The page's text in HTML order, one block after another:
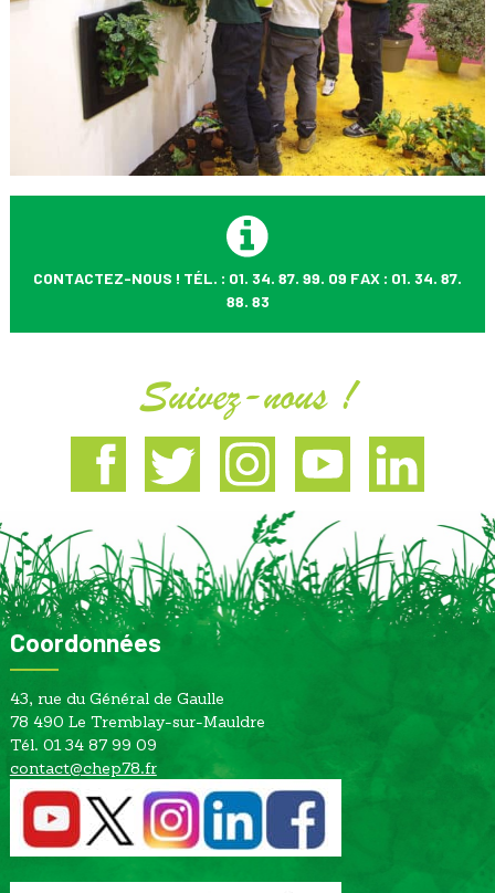
CONTACTEZ-NOUS ! TÉL. : 01. 34. 87. 99. 09 FAX : 01. 34. 87.
88. 83
Suivez-nous !
Coordonnées
43, rue du Général de Gaulle
78 490 Le Tremblay-sur-Mauldre
Tél. 01 34 87 99 09
contact@chep78.fr